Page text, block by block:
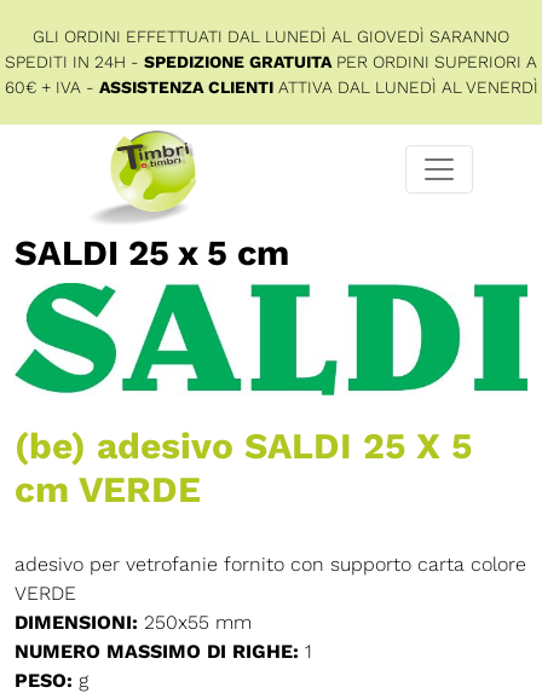
GLI ORDINI EFFETTUATI DAL LUNEDÌ AL GIOVEDÌ SARANNO
SPEDITI IN 24H - SPEDIZIONE GRATUITA PER ORDINI SUPERIORI A
60€ + IVA - ASSISTENZA CLIENTIATTIVA DAL LUNEDÌ AL VENERDÌ
SALDI 25 x 5 cm
(be) adesivo SALDI 25 X 5
cm VERDE
adesivo per vetrofanie fornito con supporto carta colore
VERDE
DIMENSIONI: 250x55 mm
NUMERO MASSIMO DI RIGHE: 1
PESO: g